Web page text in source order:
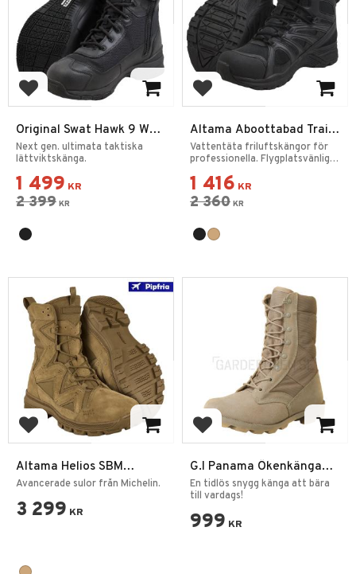
Lägg till i favoriter
Original Swat Hawk 9 WP
SZ EN
Next gen. ultimata taktiska
lättviktskänga.
1 499 KR
2 399 KR
Lägg till i favoriter
Altama Aboottabad Trail
Mid WP
Vattentäta friluftskängor för
professionella. Flygplatsvänliga
1 416 KR
2 360 KR
Lägg till i favoriter
Altama Helios SBM
Sommarkängor - Pipfria
Avancerade sulor från Michelin.
3 299 KR
Lägg till i favoriter
G.I Panama Ökenkänga
Desert Tan
En tidlös snygg känga att bära
till vardags!
999 KR